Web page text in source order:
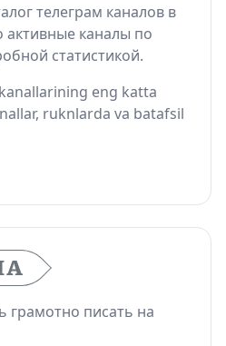
телеграм каналов в
активные каналы по
статистикой.
eng katta
ruknlarda va batafsil
грамотно писать на